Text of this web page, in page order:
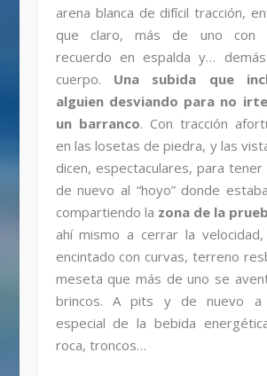
arena blanca de difícil tracción,
que claro, más de uno con
recuerdo en espalda y…
cuerpo. Una subida que
alguien desviando para no
un barranco. Con tracción
en las losetas de piedra, y las
dicen, espectaculares, para
de nuevo al “hoyo” donde
compartiendo la zona de la
ahí mismo a cerrar la
encintado con curvas, terreno
meseta que más de uno se
brincos. A pits y de nuevo a
especial de la bebida
roca, troncos…